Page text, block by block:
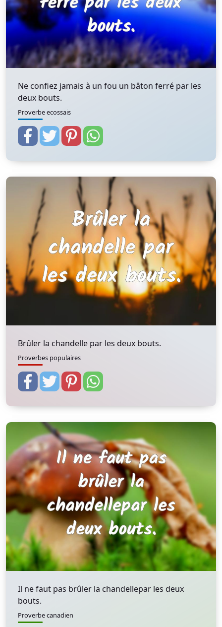
Ne confiez jamais à un fou un bâton ferré par les
deux bouts.
Proverbe ecossais
Brûler la chandelle par les deux bouts.
Proverbes populaires
Il ne faut pas brûler la chandellepar les deux
bouts.
Proverbe canadien